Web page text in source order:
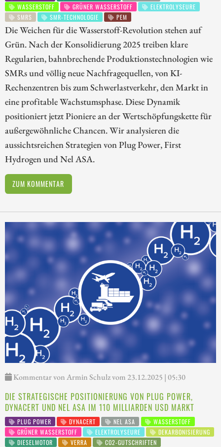
WASSERSTOFF
GRÜNER WASSERSTOFF
ELEKTROLYSEURE
SMRS
SMR-TECHNOLOGIE PEM
Die Weichen für die Wasserstoff-Revolution stehen auf
Grün. Nach der Konsolidierung 2025 treiben klare
Regularien, bahnbrechende Produktionstechnologien wie
SMRs und völlig neue Nachfragequellen, von KI-
Rechenzentren bis zum Schwerlastverkehr, den Markt in
eine profitable Wachstumsphase. Diese Dynamik
positioniert jetzt Pioniere an der Wertschöpfungskette für
außergewöhnliche Chancen. Wir analysieren die
aussichtsreichen Strategien von Plug Power, First
Hydrogen und Nel ASA.
ZUM KOMMENTAR
Kommentar von Armin Schulz vom 23.12.2025 | 05:30
DIE STRATEGISCHE POSITIONIERUNG VON PLUG POWER,
DYNACERT UND NEL ASA IM 110 MILLIARDEN USD MARKT
PLUG POWER DYNACERT NEL ASA
WASSERSTOFF
GRÜNER WASSERSTOFF
ELEKTROLYSEURE
DEKARBONISIERUNG
DIESELMOTOR
VERRA CO2-GUTSCHRIFTEN